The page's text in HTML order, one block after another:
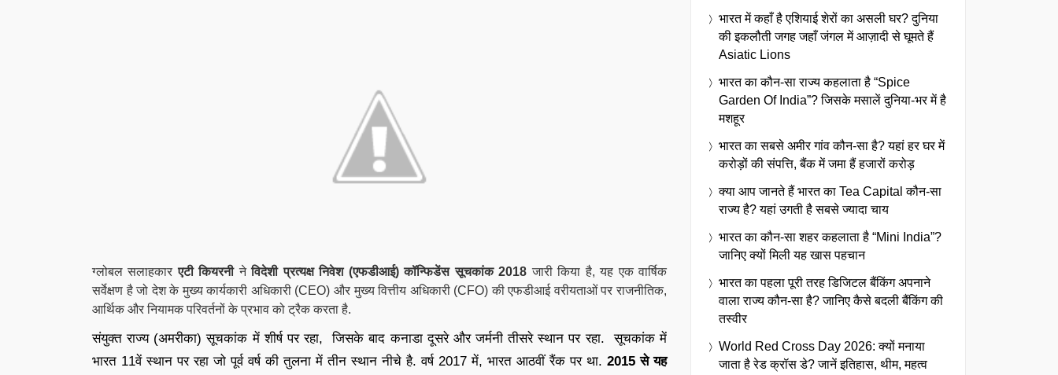
ग्लोबल सलाहकारएटी कियरनीनेविदेशी प्रत्यक्ष निवेश (एफडीआई) कॉन्फिडेंस सूचकांक 2018 जारी किया है, यह एक वार्षिक
सर्वेक्षण है जो देश के मुख्य कार्यकारी अधिकारी (CEO) और मुख्य वित्तीय अधिकारी (CFO) की एफडीआई वरीयताओं पर राजनीतिक,
आर्थिक और नियामक परिवर्तनों के प्रभाव को ट्रैक करता है.
संयुक्त राज्य (अमरीका) सूचकांक में शीर्ष पर रहा, जिसके बाद कनाडा दूसरे और जर्मनी तीसरे स्थान पर रहा.
सूचकांक में
भारत 11वें स्थान पर रहा जो पूर्व वर्ष की तुलना में तीन स्थान नीचे है. वर्ष 2017 में, भारत आठवीं रैंक पर था. 2015 सेयह
भारत में कहाँ है एशियाई शेरों का असली घर? दुनिया
की इकलौती जगह जहाँ जंगल में आज़ादी से घूमते हैं
Asiatic Lions
भारत का कौन-सा राज्य कहलाता है “Spice
Garden Of India”? जिसके मसालें दुनिया-भर में है
मशहूर
भारत का सबसे अमीर गांव कौन-सा है? यहां हर घर में
करोड़ों की संपत्ति, बैंक में जमा हैं हजारों करोड़
क्या आप जानते हैं भारत का Tea Capital कौन-सा
राज्य है? यहां उगती है सबसे ज्यादा चाय
भारत का कौन-सा शहर कहलाता है “Mini India”?
जानिए क्यों मिली यह खास पहचान
भारत का पहला पूरी तरह डिजिटल बैंकिंग अपनाने
वाला राज्य कौन-सा है? जानिए कैसे बदली बैंकिंग की
तस्वीर
World Red Cross Day 2026: क्यों मनाया
जाता है रेड क्रॉस डे? जानें इतिहास, थीम, महत्व